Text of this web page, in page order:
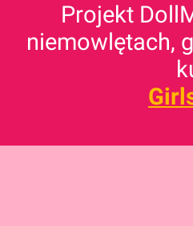
Projekt
niemowlętach,